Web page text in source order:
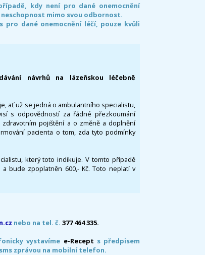
kdy není pro dané onemocnění
mimo svou odbornost.
pro dané onemocnění léčí, pouze kvůli
návrhů na lázeňskou léčebně
ať už se jedná o ambulantního specialistu,
s odpovědností za řádné přezkoumání
pojištění a o změně a doplnění
pacienta o tom, zda tyto podmínky
který toto indikuje. V tomto případě
bude zpoplatněn 600,- Kč. Toto neplatí v
nebo na tel. č. 377 464 335.
vystavíme e-Recept s předpisem
zprávou na mobilní telefon.